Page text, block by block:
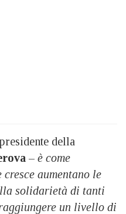
della
– è come
cresce aumentano le
solidarietà di tanti
un livello di